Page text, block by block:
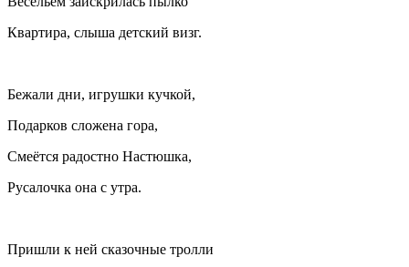
Квартира, слыша детский визг.
Бежали дни, игрушки кучкой,
Подарков сложена гора,
Смеётся радостно Настюшка,
Русалочка она с утра.
Пришли к ней сказочные тролли